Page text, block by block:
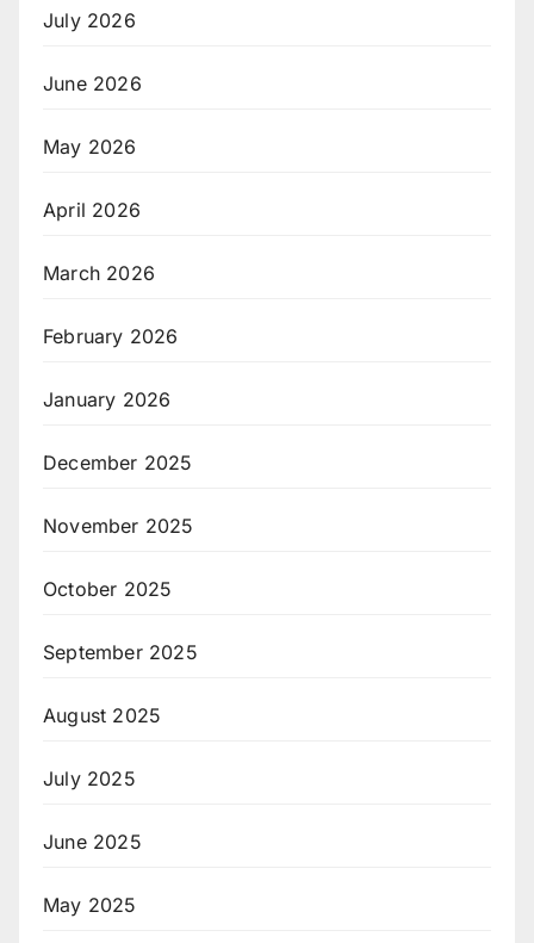
July 2026
June 2026
May 2026
April 2026
March 2026
February 2026
January 2026
December 2025
November 2025
October 2025
September 2025
August 2025
July 2025
June 2025
May 2025